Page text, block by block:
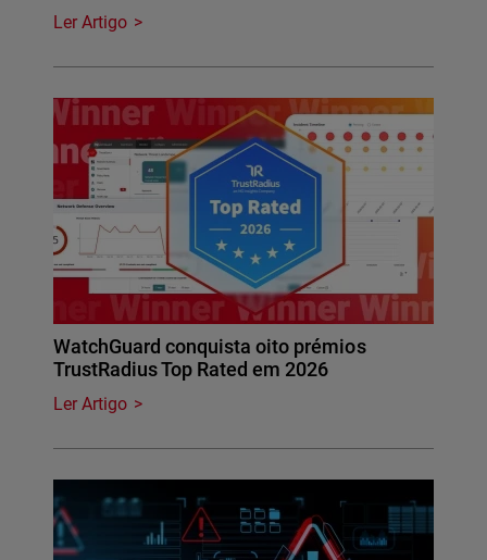
Ler Artigo
WatchGuard conquista oito prémios
TrustRadius Top Rated em 2026
Ler Artigo